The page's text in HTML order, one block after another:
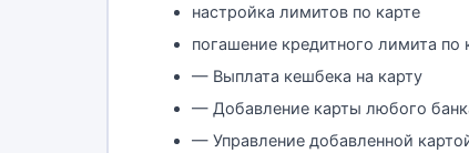
настройка лимитов по карте
погашение кредитного лимита по
— Выплата кешбека на карту
— Добавление карты любого
— Управление добавленной